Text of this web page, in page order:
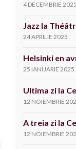
4 DECEMBRIE 2025
Jazz la
24 APRILIE 2025
Helsinki en
25 IANUARIE 2025
Ultima zi la
12 NOIEMBRIE
A treia zi la
12 NOIEMBRIE